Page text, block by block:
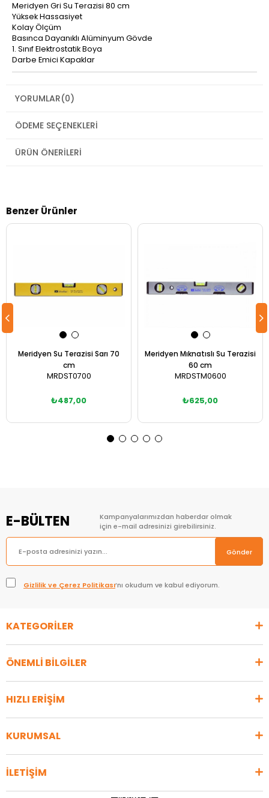
Meridyen Gri Su Terazisi 80 cm
Yüksek Hassasiyet
Kolay Ölçüm
Basınca Dayanıklı Alüminyum Gövde
1. Sınıf Elektrostatik Boya
Darbe Emici Kapaklar
YORUMLAR(0)
ÖDEME SEÇENEKLERI
ÜRÜN ÖNERILERI
Benzer Ürünler
Meridyen Su Terazisi Sarı 70
cm
MRDST0700
₺487,00
Meridyen Mıknatıslı Su Terazisi
60 cm
MRDSTM0600
₺625,00
E-BÜLTEN
Kampanyalarımızdan haberdar olmak
için e-mail adresinizi girebilirsiniz.
Gönder
Gizlilik ve Çerez Politikası’nı okudum ve kabul ediyorum.
KATEGORİLER
ÖNEMLİ BİLGİLER
HIZLI ERİŞİM
KURUMSAL
İLETİŞİM